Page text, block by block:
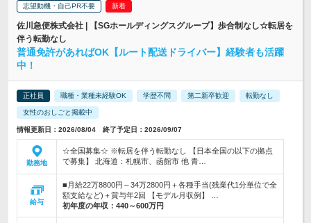
志望動機・自己PR不要
佐川急便株式会社 | 【SGホールディングスグループ】歩合制なし☆転居を
伴う転勤なし
普通免許があればOK【ルート配送ドライバー】経験者も活躍
中！
正社員 職種・業種未経験OK 学歴不問 第二新卒歓迎 転勤なし
女性のおしごと掲載中
情報更新日：2026/08/04 終了予定日：2026/09/07
勤務地
☆全国募集☆ ※転居を伴う転勤なし 【日本全国の以下の拠点
で募集】 北海道：札幌市、函館市 他 青…
給与
■月給22万8800円～34万2800円＋各種手当(残業代1分単位で全
額支給など)＋賞与年2回 【モデル月収例】 …
初年度の年収： 440～600万円